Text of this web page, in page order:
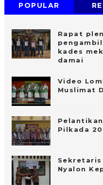
POPULAR
Rapat
kades
damai
Video
Muslimat
Pilkada
Nyalon